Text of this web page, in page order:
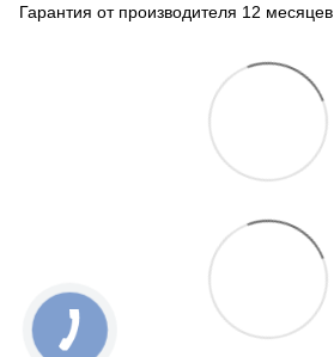
Гарантия от производителя 12 месяцев